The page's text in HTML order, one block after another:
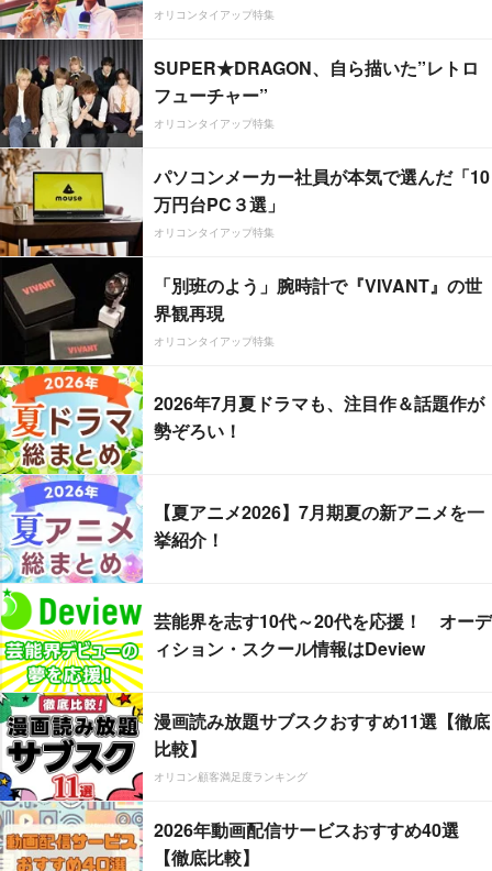
オリコンタイアップ特集
SUPER★DRAGON、自ら描いた”レトロ
フューチャー”
オリコンタイアップ特集
パソコンメーカー社員が本気で選んだ「10
万円台PC３選」
オリコンタイアップ特集
「別班のよう」腕時計で『VIVANT』の世
界観再現
オリコンタイアップ特集
2026年7月夏ドラマも、注目作＆話題作が
勢ぞろい！
【夏アニメ2026】7月期夏の新アニメを一
挙紹介！
芸能界を志す10代～20代を応援！ オーデ
ィション・スクール情報はDeview
漫画読み放題サブスクおすすめ11選【徹底
比較】
オリコン顧客満足度ランキング
2026年動画配信サービスおすすめ40選
【徹底比較】